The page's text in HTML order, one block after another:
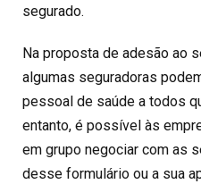
segurado.
Na proposta de adesão ao
algumas seguradoras
pessoal de saúde a todos
entanto, é possível às
em grupo negociar com as
desse formulário ou a sua